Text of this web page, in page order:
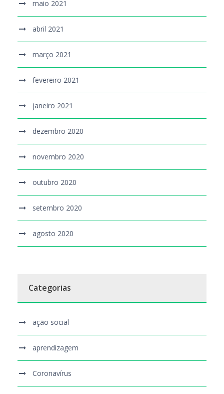
maio 2021
abril 2021
março 2021
fevereiro 2021
janeiro 2021
dezembro 2020
novembro 2020
outubro 2020
setembro 2020
agosto 2020
Categorias
ação social
aprendizagem
Coronavírus